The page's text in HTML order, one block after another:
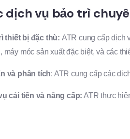
dịch vụ bảo trì
thiết bị đặc thù: ATR cung cấp dịch
máy móc sản xuất đặc biệt, và các
và phân tích: ATR cung cấp các
cải tiến và nâng cấp: ATR thực